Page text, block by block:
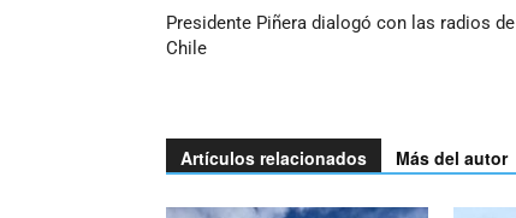
Presidente Piñera dialogó con las radios de
Chile
Artículos relacionados Más del autor